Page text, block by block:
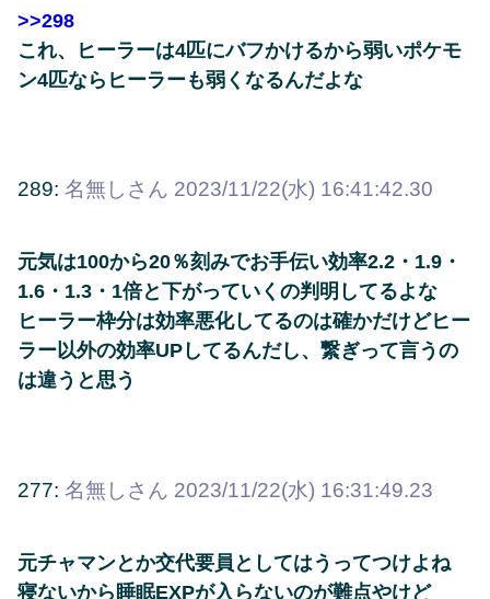
>>298
これ、ヒーラーは4匹にバフかけるから弱いポケモ
ン4匹ならヒーラーも弱くなるんだよな
289: 名無しさん 2023/11/22(水) 16:41:42.30
元気は100から20％刻みでお手伝い効率2.2・1.9・
1.6・1.3・1倍と下がっていくの判明してるよな
ヒーラー枠分は効率悪化してるのは確かだけどヒー
ラー以外の効率UPしてるんだし、繋ぎって言うの
は違うと思う
277: 名無しさん 2023/11/22(水) 16:31:49.23
元チャマンとか交代要員としてはうってつけよね
寝ないから睡眠EXPが入らないのが難点やけど